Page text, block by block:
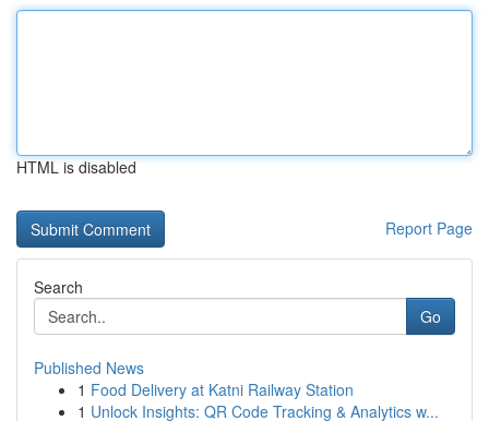
HTML is disabled
Report Page
Search
Go
Published News
1 Food Delivery at Katni Railway Station
1 Unlock Insights: QR Code Tracking & Analytics w...